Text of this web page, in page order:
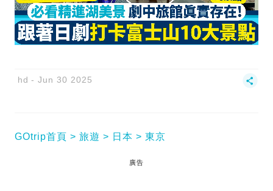
hd Jun 30 2025
GOtrip首頁 旅遊 日本 東京
廣告